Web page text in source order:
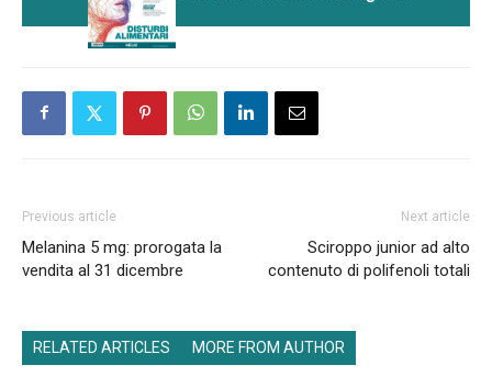
Previous article
Melanina 5 mg: prorogata la
vendita al 31 dicembre
Next article
Sciroppo junior ad alto
contenuto di polifenoli totali
RELATED ARTICLES MORE FROM AUTHOR